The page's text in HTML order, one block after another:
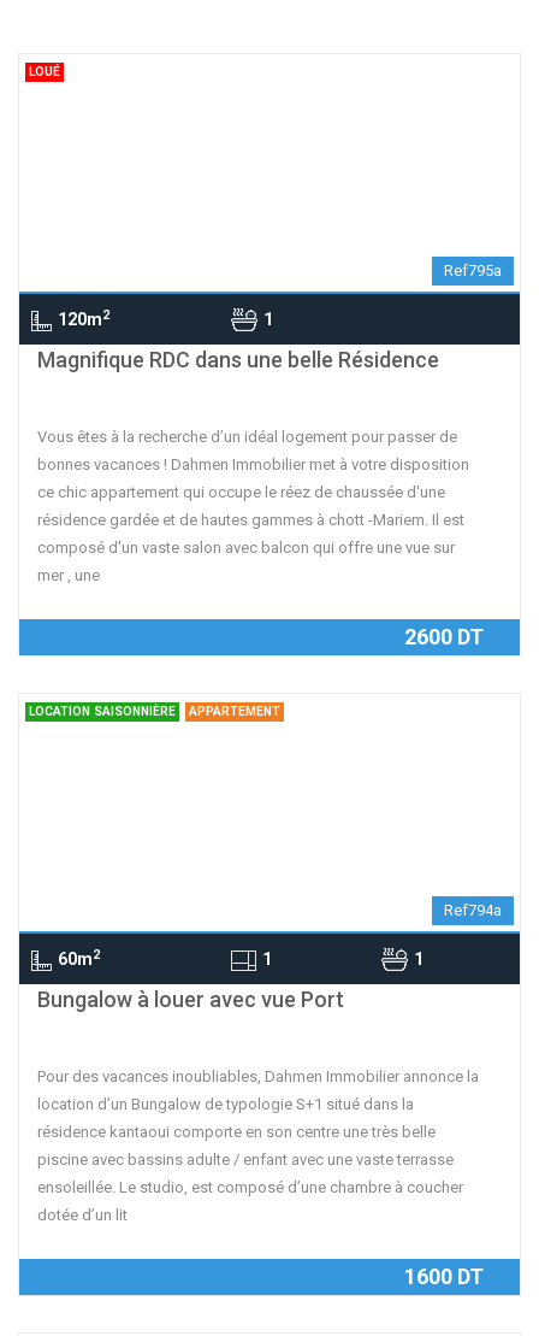
LOUÉ
Ref795a
120m2 1
Magnifique RDC dans une belle Résidence
Vous êtes à la recherche d’un idéal logement pour passer de
bonnes vacances ! Dahmen Immobilier met à votre disposition
ce chic appartement qui occupe le réez de chaussée d'une
résidence gardée et de hautes gammes à chott -Mariem. Il est
composé d'un vaste salon avec balcon qui offre une vue sur
mer , une
2600 DT
LOCATION SAISONNIÈRE APPARTEMENT
Ref794a
60m2 1 1
Bungalow à louer avec vue Port
Pour des vacances inoubliables, Dahmen Immobilier annonce la
location d’un Bungalow de typologie S+1 situé dans la
résidence kantaoui comporte en son centre une très belle
piscine avec bassins adulte / enfant avec une vaste terrasse
ensoleillée. Le studio, est composé d’une chambre à coucher
dotée d’un lit
1600 DT